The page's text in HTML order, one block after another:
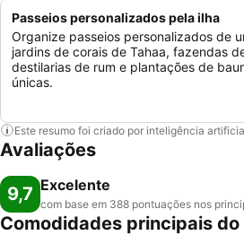
Passeios personalizados pela ilha
Organize passeios personalizados de
jardins de corais de Tahaa, fazendas
destilarias de rum e plantações de
únicas.
Este resumo foi criado por inteligência
Avaliações
9,7 Excelente
com base em 388 pontuações nos
Comodidades principais